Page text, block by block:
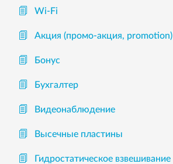
Wi-Fi
Акция (промо-акция, promotion)
Бонус
Бухгалтер
Видеонаблюдение
Высечные пластины
Гидростатическое взвешивание